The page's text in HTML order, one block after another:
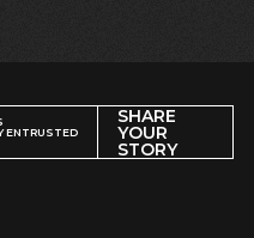
ENTRUSTED
SHARE
YOUR
STORY